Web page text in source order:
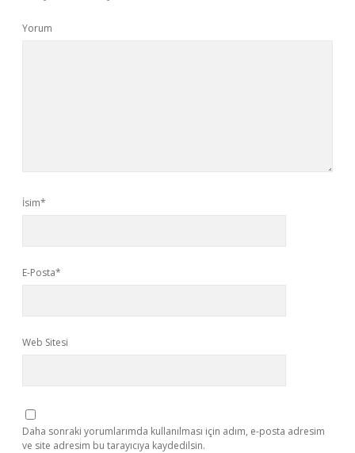
Yorum
İsim*
E-Posta*
Web Sitesi
Daha sonraki yorumlarımda kullanılması için adım, e-posta adresim
ve site adresim bu tarayıcıya kaydedilsin.